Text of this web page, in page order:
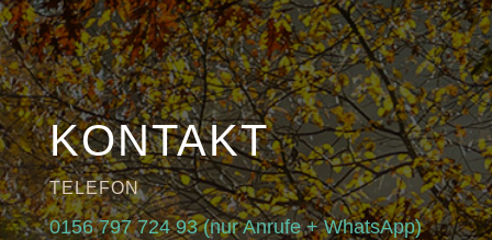
KONTAKT
TELEFON
0156 797 724 93 (nur Anrufe + WhatsApp)